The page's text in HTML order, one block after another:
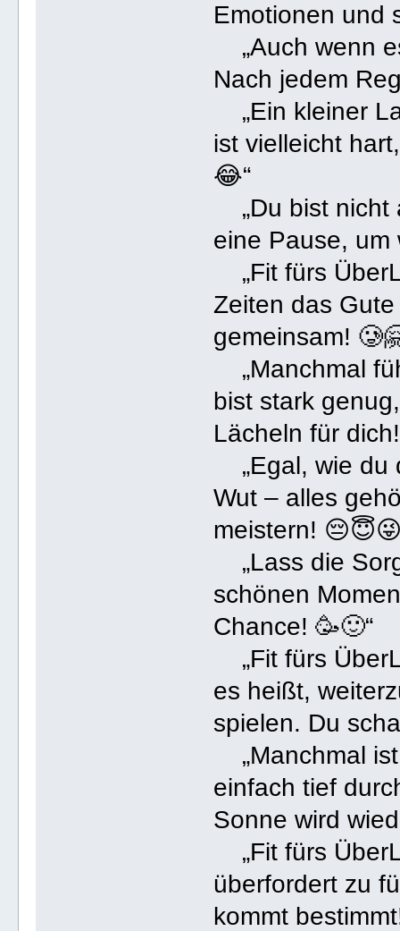
Emotionen und
„Auch wenn
Nach jedem
„Ein kleiner
ist vielleicht
😂“
„Du bist nicht
eine Pause, um
„Fit fürs
Zeiten das
gemeinsam!
„Manchmal
bist stark
Lächeln für
„Egal, wie du
Wut – alles
meistern!
„Lass die
schönen
Chance! 🥳🙂“
„Fit fürs
es heißt,
spielen. Du
„Manchmal
einfach tief
Sonne wird
„Fit fürs
überfordert zu
kommt